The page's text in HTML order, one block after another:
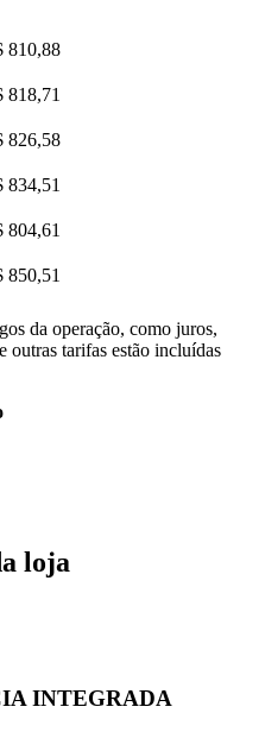
810,88
818,71
826,58
834,51
804,61
850,51
da operação, como juros,
outras tarifas estão incluídas
loja
INTEGRADA